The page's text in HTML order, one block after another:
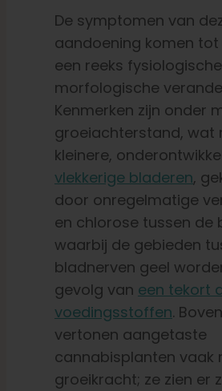
De symptomen van
aandoening komen tot
een reeks
morfologische
Kenmerken zijn onder
groeiachterstand, wat
kleinere,
vlekkerige bladeren,
door onregelmatige
en chlorose tussen de
waarbij de gebieden
bladnerven geel
gevolg van een tekort
voedingsstoffen.
vertonen aangetaste
cannabisplanten vaak
groeikracht; ze zien er